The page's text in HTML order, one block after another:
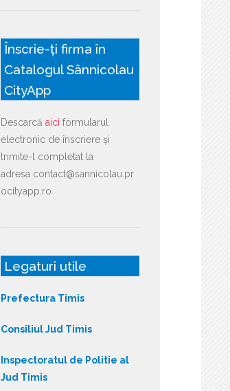
Înscrie-ți firma în
Catalogul Sânnicolau
CityApp
Descarcă aici formularul
electronic de înscriere și
trimite-l completat la
adresa contact@sannicolau.pr
ocityapp.ro
Legaturi utile
Prefectura Timis
Consiliul Jud Timis
Inspectoratul de Politie al
Jud Timis